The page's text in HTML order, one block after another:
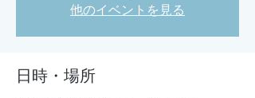
他のイベントを見る
日時・場所